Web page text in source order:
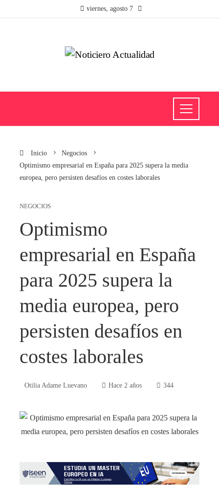
viernes, agosto 7
Inicio
Negocios
Optimismo empresarial en España para 2025 supera la media
europea, pero persisten desafíos en costes laborales
NEGOCIOS
Optimismo
empresarial en España
para 2025 supera la
media europea, pero
persisten desafíos en
costes laborales
Otilia Adame Luevano Hace 2 años 344